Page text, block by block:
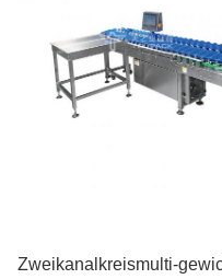
Zweikanalkreismulti-